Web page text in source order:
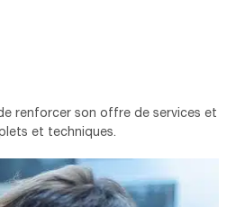
renforcer son offre de services et
et techniques.